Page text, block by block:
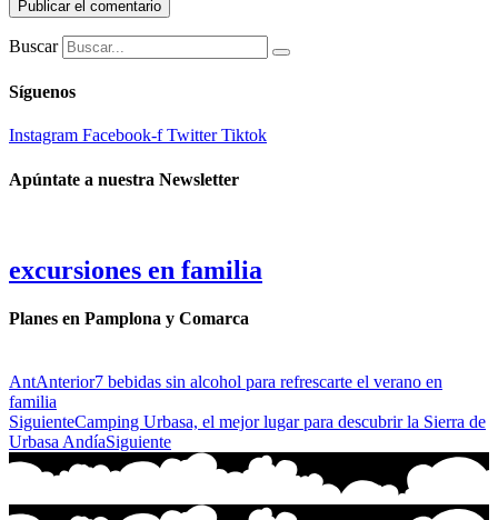
Buscar
Síguenos
Instagram Facebook-f Twitter Tiktok
Apúntate a nuestra Newsletter
excursiones en familia
Planes en Pamplona y Comarca
AntAnterior7 bebidas sin alcohol para refrescarte el verano en
familia
SiguienteCamping Urbasa, el mejor lugar para descubrir la Sierra de
Urbasa AndíaSiguiente